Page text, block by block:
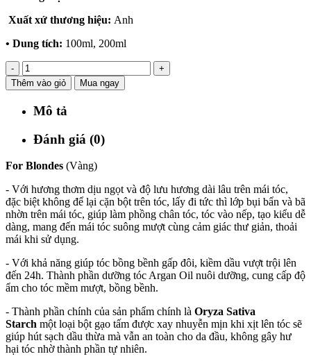
Xuất xứ thương hiệu: Anh
• Dung tích: 100ml, 200ml
-
+
Thêm vào giỏ
Mua ngay
Mô tả
Đánh giá (0)
For Blondes (Vàng)
- Với hương thơm dịu ngọt và độ lưu hương dài lâu trên mái tóc,
đặc biệt không để lại cặn bột trên tóc, lấy đi tức thì lớp bụi bẩn và bã
nhờn trên mái tóc, giúp làm phồng chân tóc, tóc vào nếp, tạo kiểu dễ
dàng, mang đến mái tóc suông mượt cùng cảm giác thư giản, thoải
mái khi sử dụng.
- Với khả năng giúp tóc bồng bềnh gấp đôi, kiềm dầu vượt trội lên
đến 24h. Thành phần dưỡng tóc Argan Oil nuôi dưỡng, cung cấp độ
ẩm cho tóc mềm mượt, bồng bềnh.
- Thành phần chính của sản phẩm chính là Oryza Sativa
Starch một loại bột gạo tấm được xay nhuyễn mịn khi xịt lên tóc sẽ
giúp hút sạch dầu thừa mà vẫn an toàn cho da đầu, không gây hư
hại tóc nhờ thành phần tự nhiên.